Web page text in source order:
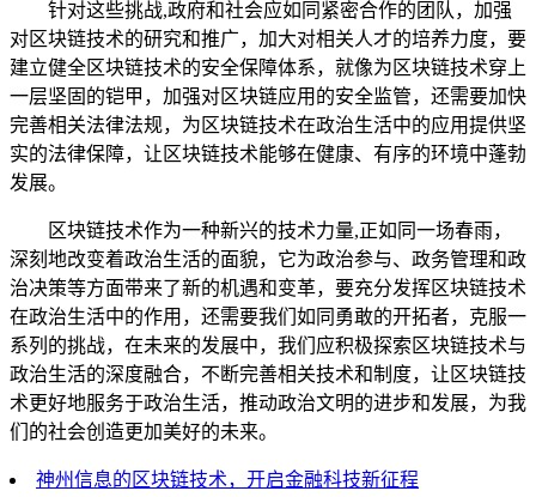
针对这些挑战,政府和社会应如同紧密合作的团队，加强
对区块链技术的研究和推广，加大对相关人才的培养力度，要
建立健全区块链技术的安全保障体系，就像为区块链技术穿上
一层坚固的铠甲，加强对区块链应用的安全监管，还需要加快
完善相关法律法规，为区块链技术在政治生活中的应用提供坚
实的法律保障，让区块链技术能够在健康、有序的环境中蓬勃
发展。
区块链技术作为一种新兴的技术力量,正如同一场春雨，
深刻地改变着政治生活的面貌，它为政治参与、政务管理和政
治决策等方面带来了新的机遇和变革，要充分发挥区块链技术
在政治生活中的作用，还需要我们如同勇敢的开拓者，克服一
系列的挑战，在未来的发展中，我们应积极探索区块链技术与
政治生活的深度融合，不断完善相关技术和制度，让区块链技
术更好地服务于政治生活，推动政治文明的进步和发展，为我
们的社会创造更加美好的未来。
神州信息的区块链技术，开启金融科技新征程